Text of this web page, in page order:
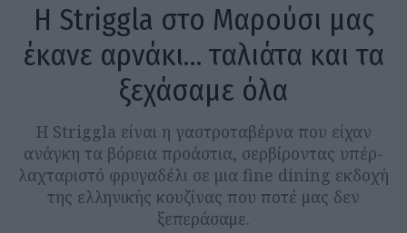
Η Striggla στο Μαρούσι μας
έκανε αρνάκι… ταλιάτα και τα
ξεχάσαμε όλα
Η Striggla είναι η γαστροταβέρνα που είχαν
ανάγκη τα βόρεια προάστια, σερβίροντας υπέρ-
λαχταριστό φρυγαδέλι σε μια fine dining εκδοχή
της ελληνικής κουζίνας που ποτέ μας δεν
ξεπεράσαμε.